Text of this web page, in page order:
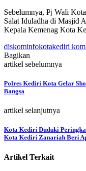
Sebelumnya, Pj Wali
Salat Iduladha di Masjid
Kepala Kemenag Kota
diskominfokotakediri
Bagikan
artikel sebelumnya
Polres Kediri Kota Gelar
Bangsa
artikel selanjutnya
Kota Kediri Duduki
Kota Kediri Zanariah Beri
Artikel Terkait